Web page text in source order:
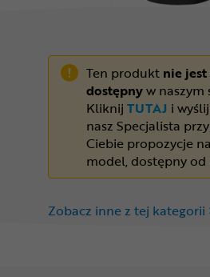
Ten produkt nie
dostępnyw naszym
Kliknij TUTAJ i
nasz Specjalista
Ciebie propozycje
model, dostępny od
Zobacz inne z tej kategorii